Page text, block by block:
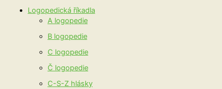
Logopedická říkadla
A logopedie
B logopedie
C logopedie
Č logopedie
C-S-Z hlásky